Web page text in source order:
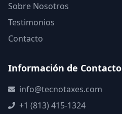
Sobre Nosotros
Testimonios
Contacto
Información de Contacto
info@tecnotaxes.com
+1 (813) 415-1324